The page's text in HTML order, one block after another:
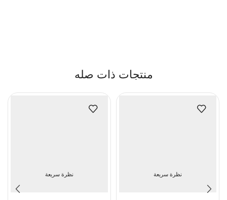
منتجات ذات صله
نظرة سريعة نظرة سريعة